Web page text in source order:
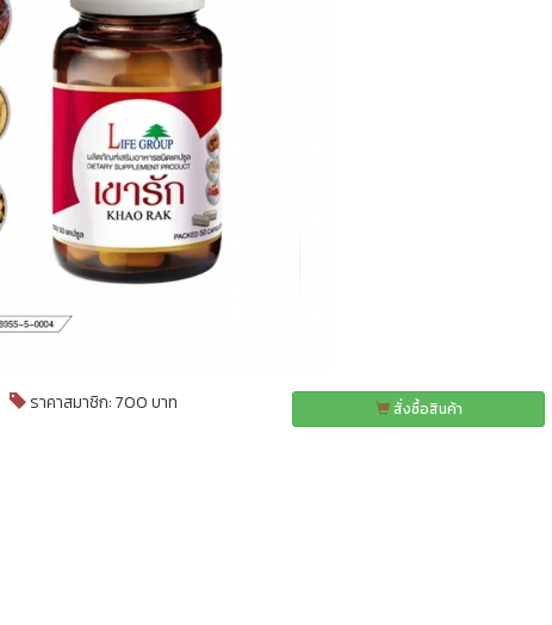
ราคาสมาชิก: 700 บาท สั่งซื้อสินค้า